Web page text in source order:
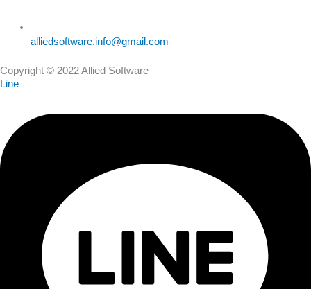
alliedsoftware.info@gmail.com
Copyright © 2022 Allied Software
Line